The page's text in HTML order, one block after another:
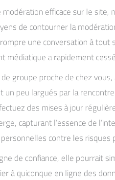
efficace sur le
de contourner la
une conversation à
médiatique a rapidement
groupe proche de chez
un peu largués par la
des mises à jour
capturant l’essence de
contre les risques
de confiance, elle pourrait
à quiconque en ligne des